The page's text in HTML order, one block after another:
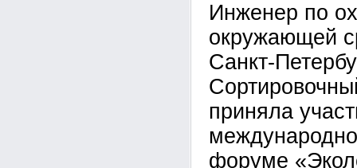
Инженер по
окружающей
Санкт-
приняла
форуме